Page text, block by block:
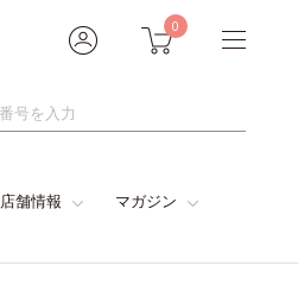
0
店舗情報 マガジン